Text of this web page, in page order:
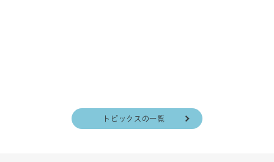
トピックスの一覧